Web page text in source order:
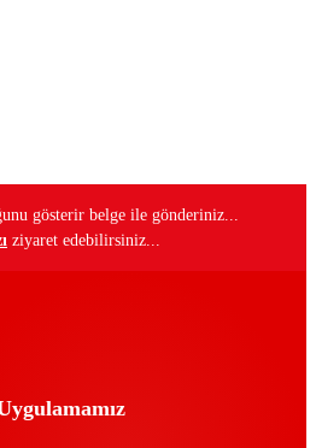
gösterir belge ile gönderiniz...
ziyaret edebilirsiniz...